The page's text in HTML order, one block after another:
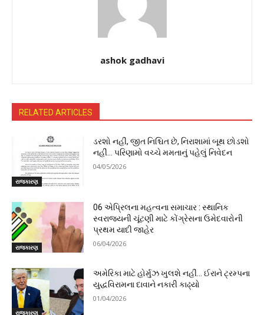
ashok gadhavi
RELATED ARTICLES
રાજકારણ
ડરશો નહીં, જીત નિશ્ચિત છે, નિરાશામાં બૂથ છોડશો
નહીં… પરિણામો વચ્ચે મમતાનું પહેલું નિવેદન
04/05/2026
રાજકારણ
06 એપ્રિલના મહત્વના સમાચાર : સ્થાનિક
સ્વરાજ્યની ચૂંટણી માટે કોંગ્રેસના ઉમેદવારોની
પ્રથમ યાદી જાહેર
06/04/2026
રાજકારણ
અમેરિકા માટે હોર્મુઝ ખુલશે નહીં… ઈરાને ટ્રમ્પના
યુદ્ધવિરામના દાવાને નકારી કાઢ્યો
01/04/2026